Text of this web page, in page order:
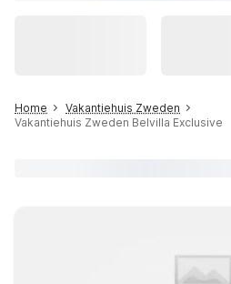
Home
Vakantiehuis Zweden
Vakantiehuis Zweden Belvilla Exclusive